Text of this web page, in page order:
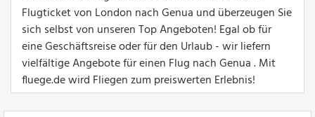
Flugticket von London nach Genua und überzeugen Sie
sich selbst von unseren Top Angeboten! Egal ob für
eine Geschäftsreise oder für den Urlaub - wir liefern
vielfältige Angebote für einen Flug nach Genua . Mit
fluege.de wird Fliegen zum preiswerten Erlebnis!